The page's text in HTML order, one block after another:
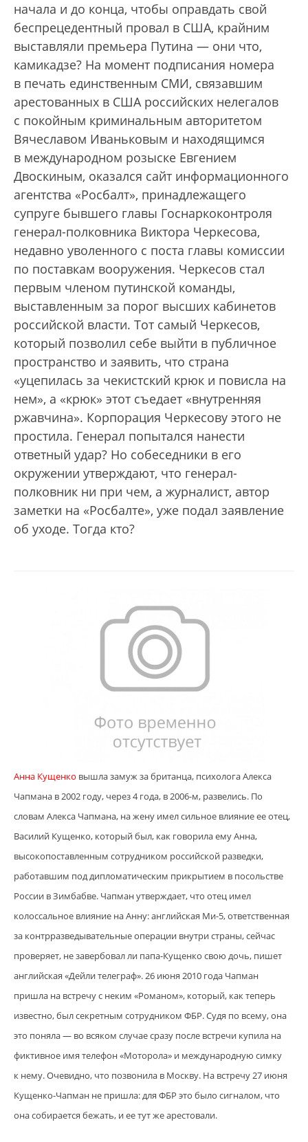
начала и до конца, чтобы оправдать свой
беспрецедентный провал в США, крайним
выставляли премьера Путина — они что,
камикадзе? На момент подписания номера
в печать единственным СМИ, связавшим
арестованных в США российских нелегалов
с покойным криминальным авторитетом
Вячеславом Иваньковым и находящимся
в международном розыске Евгением
Двоскиным, оказался сайт информационного
агентства «Росбалт», принадлежащего
супруге бывшего главы Госнаркоконтроля
генерал-полковника Виктора Черкесова,
недавно уволенного с поста главы комиссии
по поставкам вооружения. Черкесов стал
первым членом путинской команды,
выставленным за порог высших кабинетов
российской власти. Тот самый Черкесов,
который позволил себе выйти в публичное
пространство и заявить, что страна
«уцепилась за чекистский крюк и повисла на
нем», а «крюк» этот съедает «внутренняя
ржавчина». Корпорация Черкесову этого не
простила. Генерал попытался нанести
ответный удар? Но собеседники в его
окружении утверждают, что генерал-
полковник ни при чем, а журналист, автор
заметки на «Росбалте», уже подал заявление
об уходе. Тогда кто?
Анна Кущенко вышла замуж за британца, психолога Алекса
Чапмана в 2002 году, через 4 года, в 2006-м, развелись. По
словам Алекса Чапмана, на жену имел сильное влияние ее отец,
Василий Кущенко, который был, как говорила ему Анна,
высокопоставленным сотрудником российской разведки,
работавшим под дип­ломатическим прикрытием в посольстве
России в Зимбабве. Чапман утверждает, что отец имел
колоссальное влияние на Анну: английская Ми-5, ответственная
за контрразведывательные операции внутри страны, сейчас
проверяет, не завербовал ли папа-Кущенко свою дочь, пишет
английская «Дейли телеграф». 26 июня 2010 года Чапман
пришла на встречу с неким «Романом», который, как теперь
известно, был секретным сотрудником ФБР. Судя по всему, она
это поняла — во всяком случае сразу после встречи купила на
фиктивное имя телефон «Моторола» и международную симку
к нему. Очевидно, что позвонила в Москву. На встречу 27 июня
Кущенко-Чапман не пришла: для ФБР это было сигналом, что
она собирается бежать, и ее тут же арестовали.